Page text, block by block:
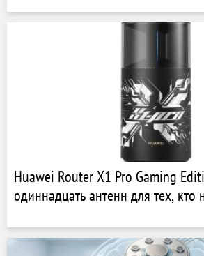
Huawei Router X1 Pro Gaming
одиннадцать антенн для тех, кто